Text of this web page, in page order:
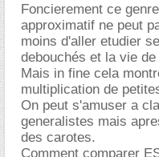
Foncierement ce
approximatif ne peut
moins d'aller etudier
debouchés et la vie
Mais in fine cela
multiplication de
On peut s'amuser a
generalistes mais
des carotes.
Comment comparer